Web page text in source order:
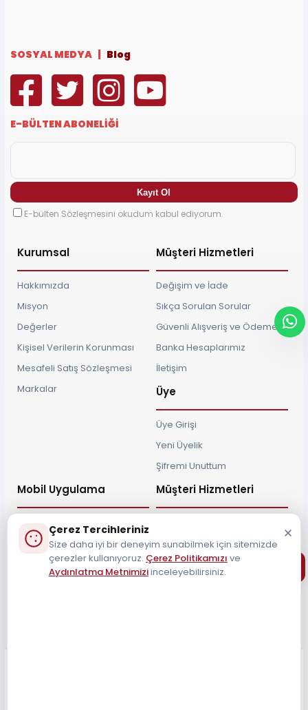
SOSYAL MEDYA | Blog
E-BÜLTEN ABONELİĞİ
E-bülten Sözleşmesini okudum kabul ediyorum.
Kurumsal
Hakkımızda
Misyon
Değerler
Kişisel Verilerin Korunması
Mesafeli Satış Sözleşmesi
Markalar
Müşteri Hizmetleri
Değişim ve İade
Sıkça Sorulan Sorular
Güvenli Alışveriş ve Ödeme
Banka Hesaplarımız
İletişim
Üye
Üye Girişi
Yeni Üyelik
Şifremi Unuttum
Mobil Uygulama Müşteri Hizmetleri
Müşteri Destek Hattı
Çerez Tercihleriniz
Size daha iyi bir deneyim sunabilmek için sitemizde
çerezler kullanıyoruz. Çerez Politikamızı ve
Aydınlatma Metnimiziinceleyebilirsiniz.